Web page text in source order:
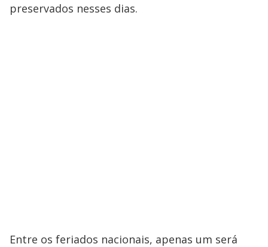
preservados nesses dias.
Entre os feriados nacionais, apenas um será